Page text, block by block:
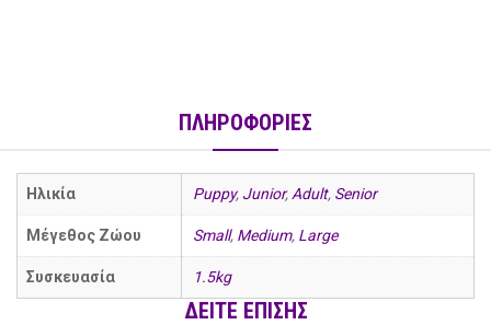
ΠΛΗΡΟΦΟΡΙΕΣ
Ηλικία Puppy, Junior, Adult, Senior
Μέγεθος Ζώου Small, Medium, Large
Συσκευασία 1.5kg
ΔΕΙΤΕ ΕΠΙΣΗΣ